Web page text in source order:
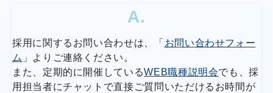
A.
採用に関するお問い合わせは、「 お問い合わせフォー
ム 」よりご連絡ください。
また、定期的に開催しているWEB職種説明会でも、採
用担当者にチャットで直接ご質問いただけるお時間が